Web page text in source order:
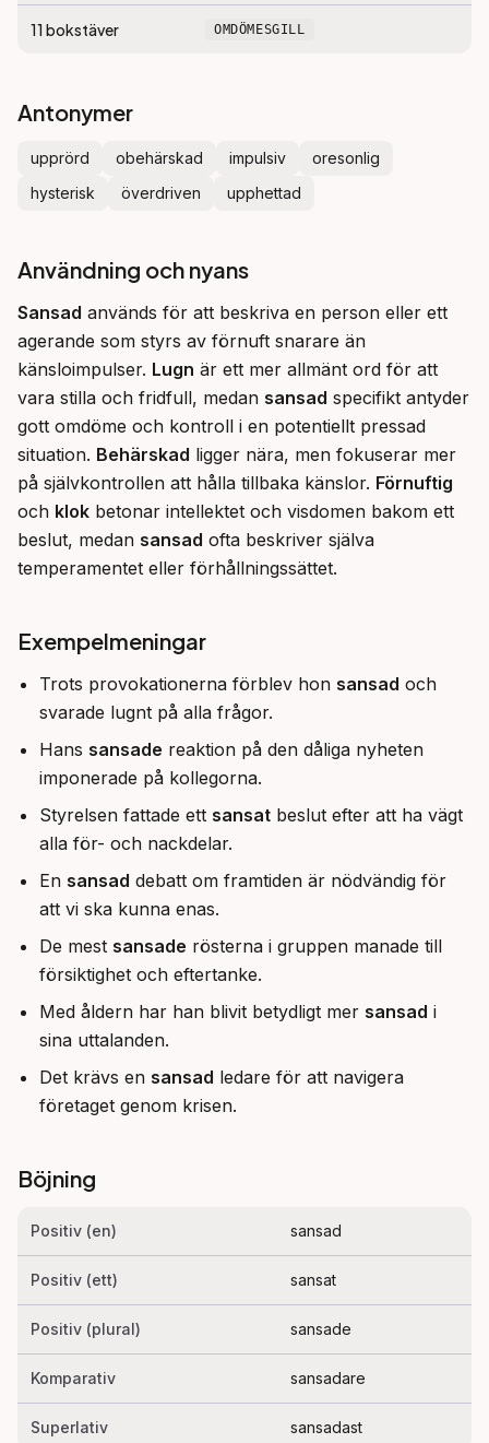
11 bokstäver OMDÖMESGILL
Antonymer
upprörd obehärskad impulsiv
oresonlig
hysterisk
överdriven upphettad
Användning och nyans
Sansad används för att beskriva en person eller ett
agerande som styrs av förnuft snarare än
känsloimpulser. Lugn är ett mer allmänt ord för att
vara stilla och fridfull, medan sansad specifikt antyder
gott omdöme och kontroll i en potentiellt pressad
situation. Behärskad ligger nära, men fokuserar mer
på självkontrollen att hålla tillbaka känslor. Förnuftig
och klok betonar intellektet och visdomen bakom ett
beslut, medan sansad ofta beskriver själva
temperamentet eller förhållningssättet.
Exempelmeningar
Trots provokationerna förblev hon sansad och
svarade lugnt på alla frågor.
Hans sansade reaktion på den dåliga nyheten
imponerade på kollegorna.
Styrelsen fattade ett sansat beslut efter att ha vägt
alla för- och nackdelar.
En sansad debatt om framtiden är nödvändig för
att vi ska kunna enas.
De mest sansade rösterna i gruppen manade till
försiktighet och eftertanke.
Med åldern har han blivit betydligt mer sansad i
sina uttalanden.
Det krävs en sansad ledare för att navigera
företaget genom krisen.
Böjning
Positiv (en) sansad
Positiv (ett) sansat
Positiv (plural) sansade
Komparativ sansadare
Superlativ sansadast